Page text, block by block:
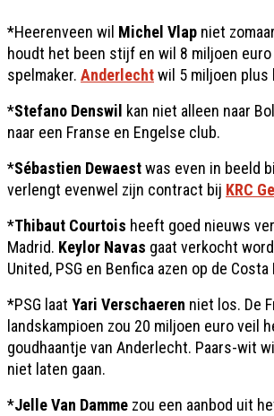
*Heerenveen wil Michel Vlap niet
houdt het been stijf en wil 8 miljoen euro
spelmaker. Anderlechtwil 5 miljoen plus
*Stefano Denswil kan niet alleen naar
naar een Franse en Engelse club.
*Sébastien Dewaestwas even in beeld
verlengt evenwel zijn contract bij KRC
*Thibaut Courtois heeft goed nieuws
Madrid. Keylor Navas gaat verkocht
United, PSG en Benfica azen op de Costa
*PSG laat Yari Verschaeren niet los. De
landskampioen zou 20 miljoen euro veil
goudhaantje van Anderlecht. Paars-wit wil
niet laten gaan.
*JelleVan Damme zou een aanbod uit